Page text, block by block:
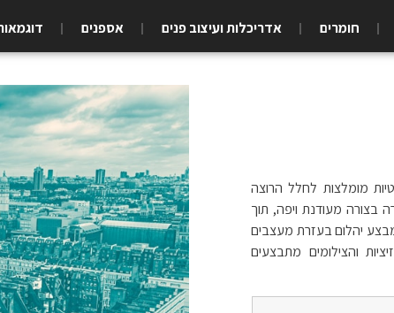
חומרים אדריכלות ועיצוב פנים אספנים
מומלצות לחלל הרוצה
בצורה מעודנת ויפה, תוך
יהלום בעזרת מעצבים
והצילומים מתבצעים